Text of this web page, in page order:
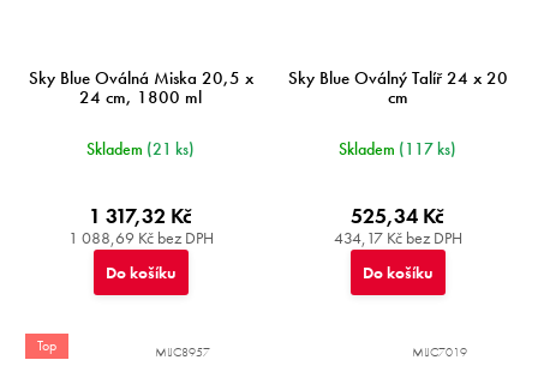
Sky Blue Oválná Miska 20,5 x
24 cm, 1800 ml
Skladem (21 ks)
1 088,69 Kč bez DPH
1 317,32 Kč
Do košíku
Sky Blue Oválný Talíř 24 x 20
cm
Skladem (117 ks)
434,17 Kč bez DPH
525,34 Kč
Do košíku
Top MIJC8957 MIJC7019